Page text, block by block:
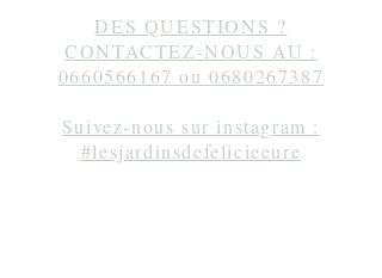
DES QUESTIONS ?
CONTACTEZ-NOUS AU :
0660566167 ou0680267387
Suivez-nous sur instagram :
#lesjardinsdefelicieeure